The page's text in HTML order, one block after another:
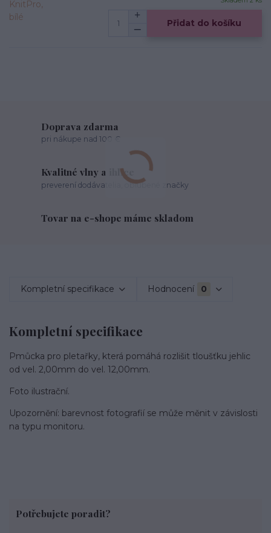
Přidat do košíku
Doprava zdarma
pri nákupe nad 100 €
Kvalitné vlny a ihlice
preverení dodávatelia, obľúbené značky
Tovar na e-shope máme skladom
Kompletní specifikace Hodnocení 0
Kompletní specifikace
Pmůcka pro pletařky, která pomáhá rozlišit tloušťku jehlic
od vel. 2,00mm do vel. 12,00mm.
Foto ilustrační.
Upozornění: barevnost fotografií se může měnit v závislosti
na typu monitoru.
Potřebujete poradit?